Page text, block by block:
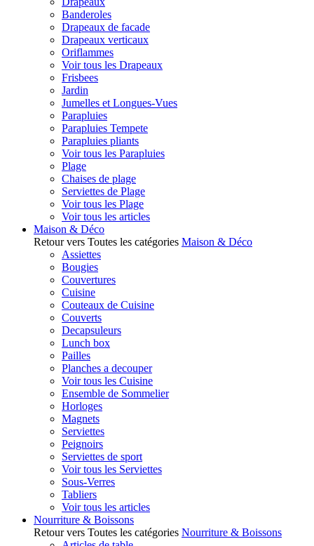
Banderoles
Drapeaux de facade
Drapeaux verticaux
Oriflammes
Voir tous les Drapeaux
Frisbees
Jardin
Jumelles et Longues-Vues
Parapluies
Parapluies Tempete
Parapluies pliants
Voir tous les Parapluies
Plage
Chaises de plage
Serviettes de Plage
Voir tous les Plage
Voir tous les articles
Maison & Déco
Retour vers Toutes les catégories Maison & Déco
Assiettes
Bougies
Couvertures
Cuisine
Couteaux de Cuisine
Couverts
Decapsuleurs
Lunch box
Pailles
Planches a decouper
Voir tous les Cuisine
Ensemble de Sommelier
Horloges
Magnets
Serviettes
Peignoirs
Serviettes de sport
Voir tous les Serviettes
Sous-Verres
Tabliers
Voir tous les articles
Nourriture & Boissons
Retour vers Toutes les catégories Nourriture & Boissons